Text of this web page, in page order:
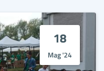
18
Mag '24